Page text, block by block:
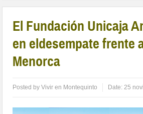
El Fundación Unicaja
en eldesempate frente
Menorca
Posted byVivir en Montequinto Date:25